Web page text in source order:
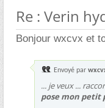
Re : Verin
Bonjour wxcvx et
Envoyé par
... je veux ...
pose mon petit